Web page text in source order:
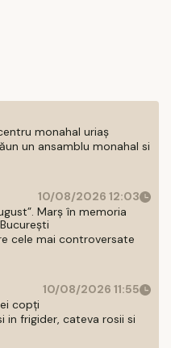
monahal uriaș
un ansamblu monahal si
10/08/2026 12:03
Marș în memoria
cele mai controversate
10/08/2026 11:55
copți
in frigider, cateva rosii si